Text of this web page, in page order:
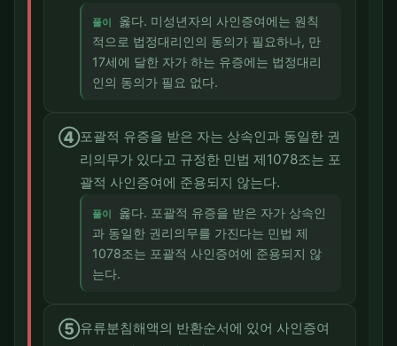
풀이
옳다. 미성년자의 사인증여에는 원칙
적으로 법정대리인의 동의가 필요하나, 만
17세에 달한 자가 하는 유증에는 법정대리
인의 동의가 필요 없다.
④포괄적 유증을 받은 자는 상속인과 동일한 권
리의무가 있다고 규정한 민법 제1078조는 포
괄적 사인증여에 준용되지 않는다.
풀이
옳다. 포괄적 유증을 받은 자가 상속인
과 동일한 권리의무를 가진다는 민법 제
1078조는 포괄적 사인증여에 준용되지 않
는다.
⑤유류분침해액의 반환순서에 있어 사인증여